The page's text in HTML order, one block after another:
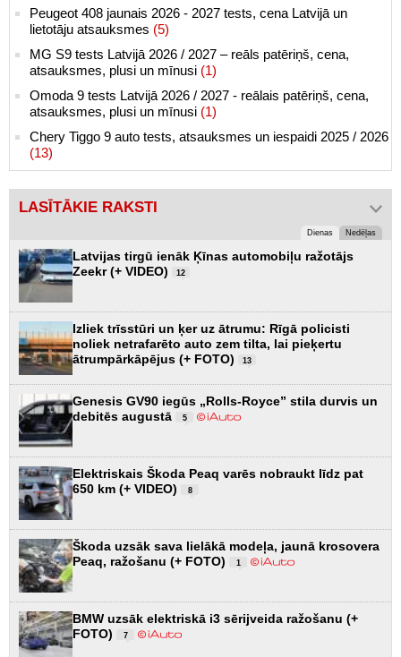
Peugeot 408 jaunais 2026 - 2027 tests, cena Latvijā un
lietotāju atsauksmes (5)
MG S9 tests Latvijā 2026 / 2027 – reāls patēriņš, cena,
atsauksmes, plusi un mīnusi (1)
Omoda 9 tests Latvijā 2026 / 2027 - reālais patēriņš, cena,
atsauksmes, plusi un mīnusi (1)
Chery Tiggo 9 auto tests, atsauksmes un iespaidi 2025 / 2026
(13)
LASĪTĀKIE RAKSTI
Dienas Nedēļas
Latvijas tirgū ienāk Ķīnas automobiļu ražotājs
Zeekr (+ VIDEO)
12
Izliek trīsstūri un ķer uz ātrumu: Rīgā policisti
noliek netrafarēto auto zem tilta, lai pieķertu
ātrumpārkāpējus (+ FOTO)
13
Genesis GV90 iegūs „Rolls-Royce” stila durvis un
debitēs augustā
5
Elektriskais Škoda Peaq varēs nobraukt līdz pat
650 km (+ VIDEO)
8
Škoda uzsāk sava lielākā modeļa, jaunā krosovera
Peaq, ražošanu (+ FOTO)
1
BMW uzsāk elektriskā i3 sērijveida ražošanu (+
FOTO)
7